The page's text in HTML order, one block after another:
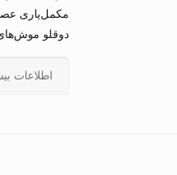
مکمل‌یاری
دوقلو موش‌های نر
اطلاعات